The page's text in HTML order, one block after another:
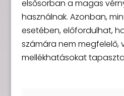
elsősorban a magas
használnak. Azonban,
esetében, előfordulhat,
számára nem megfelelő,
mellékhatásokat